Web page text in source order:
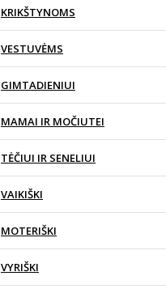
KRIKŠTYNOMS
VESTUVĖMS
GIMTADIENIUI
MAMAI IR MOČIUTEI
TĖČIUI IR SENELIUI
VAIKIŠKI
MOTERIŠKI
VYRIŠKI